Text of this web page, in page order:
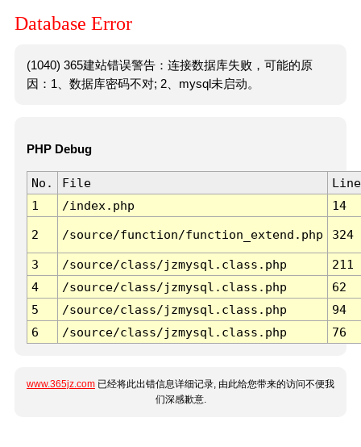
Database Error
(1040) 365建站错误警告：连接数据库失败，可能的原
因：1、数据库密码不对; 2、mysql未启动。
PHP Debug
No. File
Line
1
/index.php 14
2 /source/function/function_extend.php 324
3 /source/class/jzmysql.class.php
211
4
/source/class/jzmysql.class.php
62
5
/source/class/jzmysql.class.php
94
6
/source/class/jzmysql.class.php 76
www.365jz.com 已经将此出错信息详细记录, 由此给您带来的访问不便我
们深感歉意.